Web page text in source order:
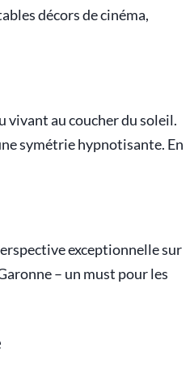
décors de cinéma,
vivant au coucher du soleil.
symétrie hypnotisante. En
exceptionnelle sur
– un must pour les